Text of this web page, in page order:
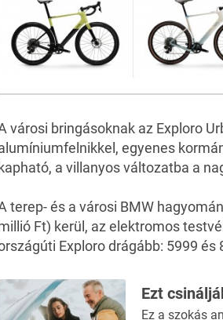
városi bringásoknak az Exploro
egyenes
a villanyos változatba a
terep- és a városi BMW
Ft) kerül, az elektromos
Exploro drágább: 5999 és
Ezt
Ez a szokás